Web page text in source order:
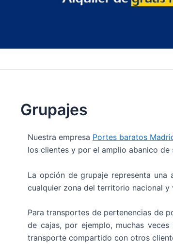
Grupajes
Nuestra empresa Portes baratos
los clientes y por el amplio abanico de
La opción de grupaje representa
cualquier zona del territorio nacional y
Para transportes de pertenencias de
de cajas, por ejemplo, muchas
transporte compartido con otros